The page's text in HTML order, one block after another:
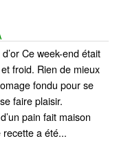
Ce week-end était
froid. Rien de mieux
fondu pour se
faire plaisir.
pain fait maison
recette a été...